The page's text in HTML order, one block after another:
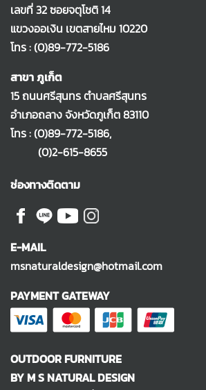
เลขที่ 32 ซอยจตุโชติ 14
แขวงออเงิน เขตสายไหม 10220
โทร :(0)89-772-5186
สาขา ภูเก็ต
15 ถนนศรีสุนทร ตำบลศรีสุนทร
อำเภอถลาง จังหวัดภูเก็ต 83110
โทร :(0)89-772-5186,
(0)2-615-8655
ช่องทางติดตาม
E-MAIL
msnaturaldesign@hotmail.com
PAYMENT GATEWAY
OUTDOOR FURNITURE
BY M S NATURAL DESIGN